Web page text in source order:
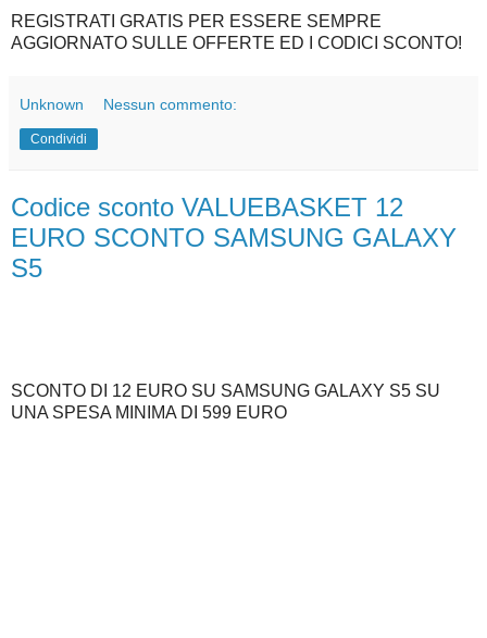
REGISTRATI GRATIS PER ESSERE SEMPRE
AGGIORNATO SULLE OFFERTE ED I CODICI SCONTO!
Unknown Nessun commento:
Condividi
Codice sconto VALUEBASKET 12
EURO SCONTO SAMSUNG GALAXY
S5
SCONTO DI 12 EURO SU SAMSUNG GALAXY S5 SU
UNA SPESA MINIMA DI 599 EURO